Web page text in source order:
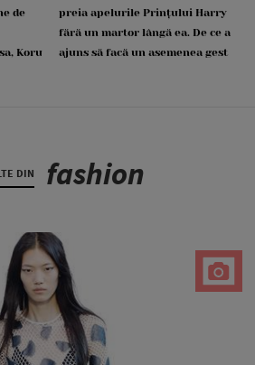
de
Koru
preia apelurile Prințului Harry
fără un martor lângă ea. De ce a
ajuns să facă un asemenea gest
DIN fashion